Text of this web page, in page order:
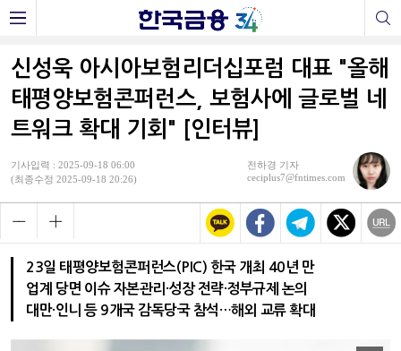
신성욱 아시아보험리더십포럼 대표 "올해
태평양보험콘퍼런스, 보험사에 글로벌 네
트워크 확대 기회" [인터뷰]
기사입력 : 2025-09-18 06:00
(최종수정 2025-09-18 20:26)
전하경 기자
ceciplus7@fntimes.com
23일 태평양보험콘퍼런스(PIC) 한국 개최 40년 만
업계 당면 이슈 자본관리·성장 전략·정부규제 논의
대만·인니 등 9개국 감독당국 참석…해외 교류 확대